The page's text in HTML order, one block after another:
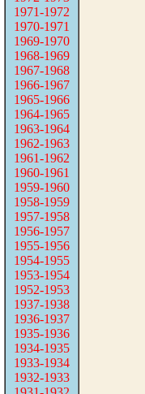
1971-1972
1970-1971
1969-1970
1968-1969
1967-1968
1966-1967
1965-1966
1964-1965
1963-1964
1962-1963
1961-1962
1960-1961
1959-1960
1958-1959
1957-1958
1956-1957
1955-1956
1954-1955
1953-1954
1952-1953
1937-1938
1936-1937
1935-1936
1934-1935
1933-1934
1932-1933